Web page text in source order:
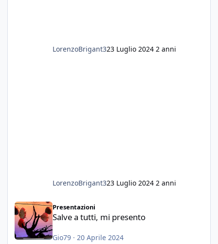
LorenzoBrigant323 Luglio 2024 2 anni
LorenzoBrigant323 Luglio 2024 2 anni
Salve a tutti, mi presento
Presentazioni
Salve a tutti, mi presento
Gio79· 20 Aprile 2024